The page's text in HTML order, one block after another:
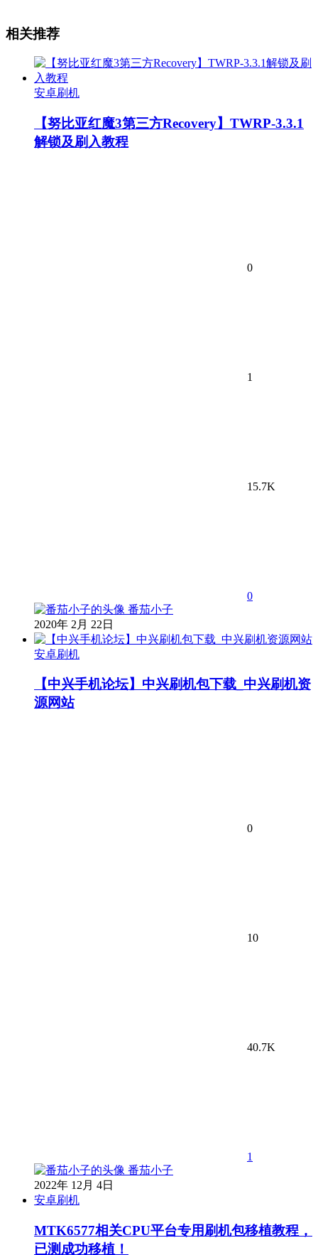
相关推荐
安卓刷机
【努比亚红魔3第三方Recovery】TWRP-3.3.1
解锁及刷入教程
0
1
15.7K
0
番茄小子
2020年 2月 22日
安卓刷机
【中兴手机论坛】中兴刷机包下载_中兴刷机资
源网站
0
10
40.7K
1
番茄小子
2022年 12月 4日
安卓刷机
MTK6577相关CPU平台专用刷机包移植教程，
已测成功移植！